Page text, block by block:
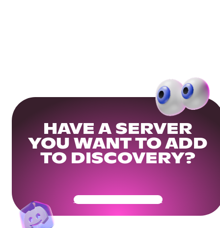
HAVE A SERVER
YOU WANT TO ADD
TO DISCOVERY?
Get Your Community Ready